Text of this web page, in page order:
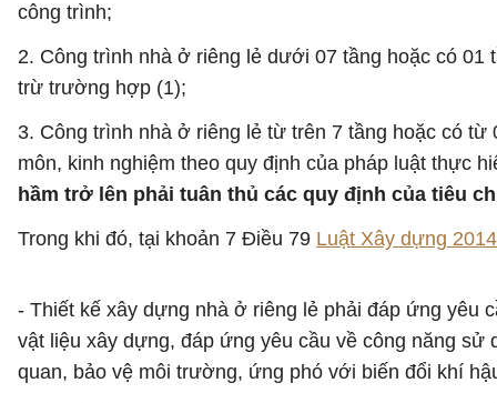
công trình;
2. Công trình nhà ở riêng lẻ dưới 07 tầng hoặc có
trừ trường hợp (1);
3. Công trình nhà ở riêng lẻ từ trên 7 tầng hoặc có
môn, kinh nghiệm theo quy định của pháp luật thực
hầm trở lên phải tuân thủ các quy định của tiêu
Trong khi đó, tại khoản 7 Điều 79 Luật Xây dựng 2014
- Thiết kế xây dựng nhà ở riêng lẻ phải đáp ứng yêu
vật liệu xây dựng, đáp ứng yêu cầu về công năng
quan, bảo vệ môi trường, ứng phó với biến đổi khí